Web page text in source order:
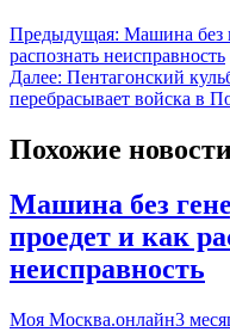
Предыдущая: Машина без
распознать неисправность
Далее: Пентагонский
перебрасывает войска в
Похожие
Машина без
проедет и как
неисправность
Моя Москва.онлайн3